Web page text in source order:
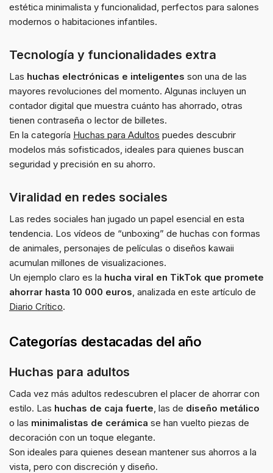
estética minimalista y funcionalidad, perfectos para salones
modernos o habitaciones infantiles.
Tecnología y funcionalidades extra
Las huchas electrónicas e inteligentes son una de las
mayores revoluciones del momento. Algunas incluyen un
contador digital que muestra cuánto has ahorrado, otras
tienen contraseña o lector de billetes.
En la categoría Huchas para Adultos puedes descubrir
modelos más sofisticados, ideales para quienes buscan
seguridad y precisión en su ahorro.
Viralidad en redes sociales
Las redes sociales han jugado un papel esencial en esta
tendencia. Los vídeos de “unboxing” de huchas con formas
de animales, personajes de películas o diseños kawaii
acumulan millones de visualizaciones.
Un ejemplo claro es la hucha viral en TikTok que promete
ahorrar hasta 10 000 euros , analizada en este artículo de
Diario Crítico.
Categorías destacadas del año
Huchas para adultos
Cada vez más adultos redescubren el placer de ahorrar con
estilo. Las huchas de caja fuerte, las de diseño metálico
o las minimalistas de cerámica se han vuelto piezas de
decoración con un toque elegante.
Son ideales para quienes desean mantener sus ahorros a la
vista, pero con discreción y diseño.